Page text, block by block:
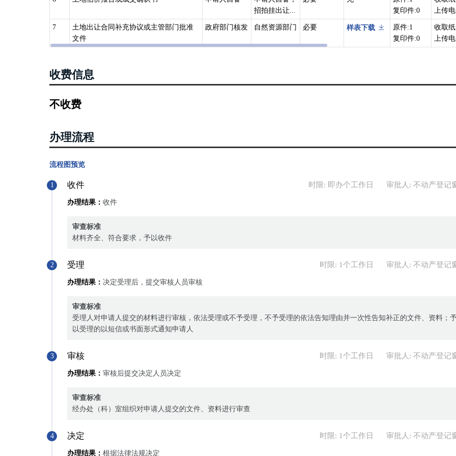
（八）共有性质发生变更的；（九）法律、行政法规规定的其他不涉及不动产权利转移的变更情形。
第三十三条依法取得国有建设用地使用权，可以单独申请国有建设用地使用权登记。
依法利用国有建设用地建造房屋的，可以申请国有建设用地使用权及房屋所有权登记。
1权利人姓名或者名称、身份证明类型或者身份证明号码发生变化的；
3国有建设用地使用权的权利期限发生变化的；
5法律、行政法规规定的其他情形。
招拍挂出让...
复印件:0
上传电
7
土地出让合同补充协议或主管部门批准
文件
政府部门核发 自然资源部门 必要 样表下载
原件:1
复印件:0
收取纸
上传电
收费信息
不收费
办理流程
流程图预览
1 收件 时限: 即办个工作日 审批人: 不动产登记
办理结果： 收件
审查标准
材料齐全、符合要求，予以收件
2 受理 时限: 1个工作日 审批人: 不动产登记
办理结果： 决定受理后，提交审核人员审核
审查标准
受理人对申请人提交的材料进行审核，依法受理或不予受理，不予受理的依法告知理由并一次性告知补正的文件、资料；
以受理的以短信或书面形式通知申请人
3 审核 时限: 1个工作日 审批人: 不动产登记
办理结果： 审核后提交决定人员决定
审查标准
经办处（科）室组织对申请人提交的文件、资料进行审查
4 决定 时限: 1个工作日 审批人: 不动产登记
办理结果： 根据法律法规决定